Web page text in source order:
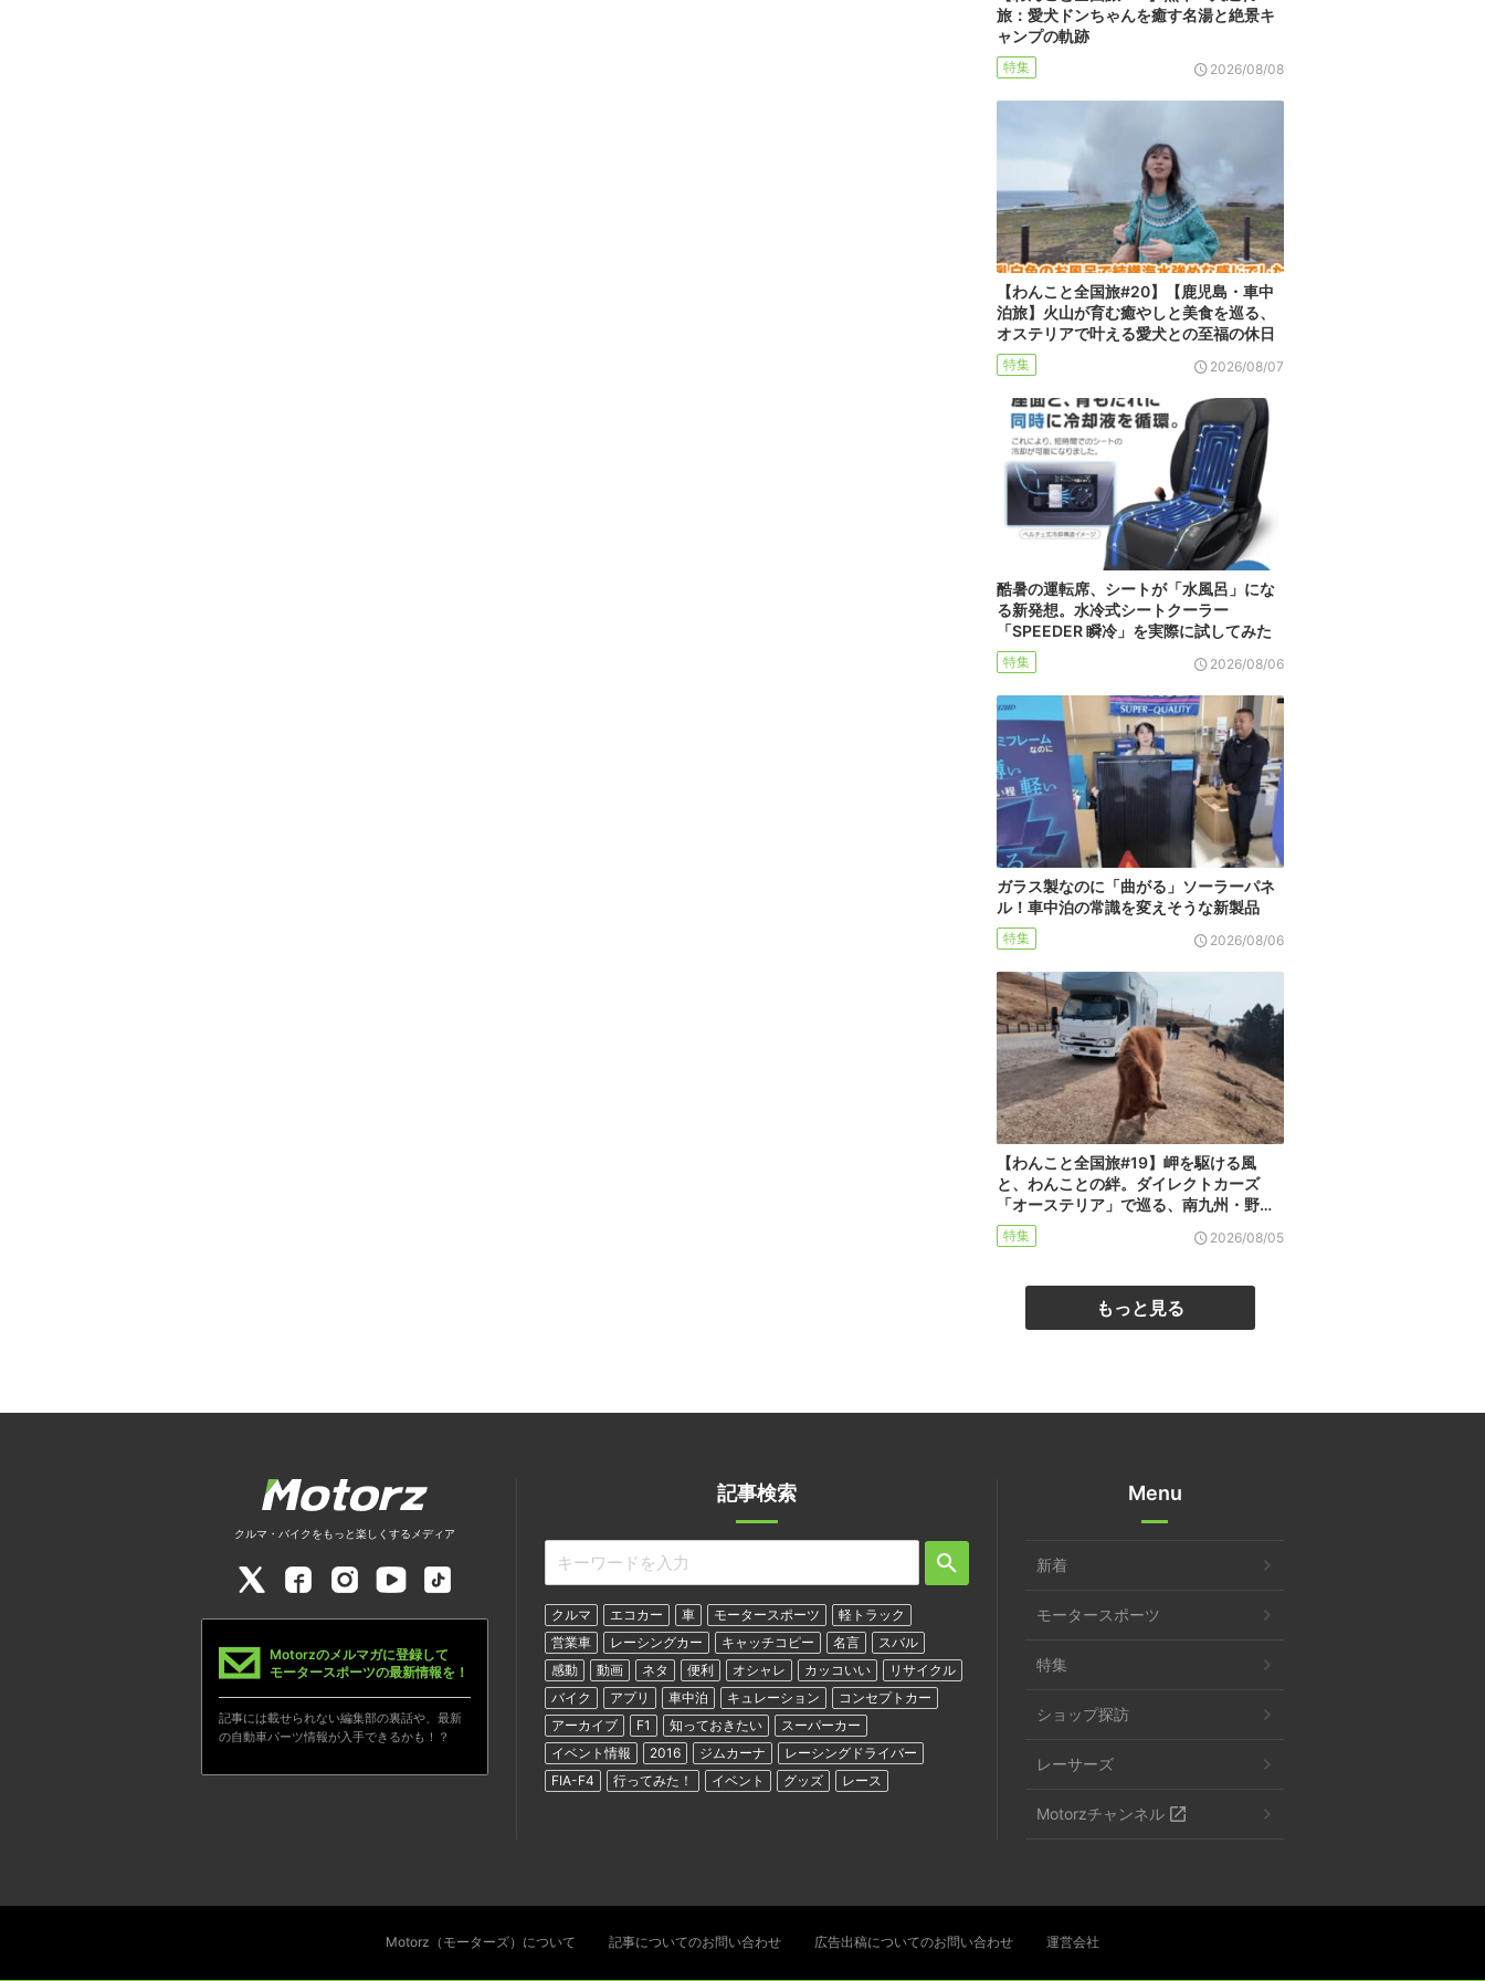
旅：愛犬ドンちゃんを癒す名湯と絶景キ
ャンプの軌跡
特集 2026/08/08
【わんこと全国旅#20】【鹿児島・車中
泊旅】火山が育む癒やしと美食を巡る、
オステリアで叶える愛犬との至福の休日
特集 2026/08/07
酷暑の運転席、シートが「水風呂」にな
る新発想。水冷式シートクーラー
「SPEEDER 瞬冷」を実際に試してみた
特集 2026/08/06
ガラス製なのに「曲がる」ソーラーパネ
ル！車中泊の常識を変えそうな新製品
特集 2026/08/06
【わんこと全国旅#19】岬を駆ける風
と、わんことの絆。ダイレクトカーズ
「オーステリア」で巡る、南九州・野…
特集 2026/08/05
もっと見る
記事検索
クルマ エコカー 車 モータースポーツ
軽トラック
営業車
レーシングカー キャッチコピー 名言
スバル
感動
動画 ネタ 便利 オシャレ カッコいい
リサイクル
バイク
アプリ 車中泊 キュレーション
コンセプトカー
アーカイブ
F1 知っておきたい
スーパーカー
イベント情報
2016 ジムカーナ
レーシングドライバー
FIA-F4
行ってみた！ イベント グッズ レース
クルマ・バイクをもっと楽しくするメディア
Motorzのメルマガに登録して
モータースポーツの最新情報を！
記事には載せられない編集部の裏話や、最新
の自動車パーツ情報が入手できるかも！？
Menu
新着
モータースポーツ
特集
ショップ探訪
レーサーズ
Motorzチャンネル
Motorz（モーターズ）について 記事についてのお問い合わせ 広告出稿についてのお問い合わせ 運営会社